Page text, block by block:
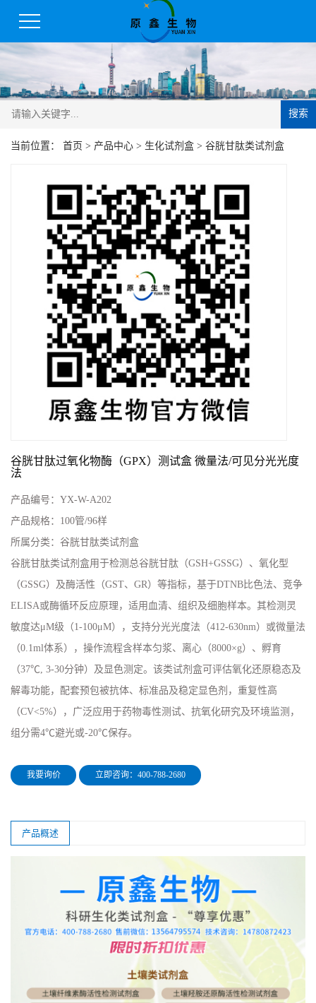
搜索
当前位置： 首页 > 产品中心 > 生化试剂盒 > 谷胱甘肽类试剂盒
谷胱甘肽过氧化物酶（GPX）测试盒 微量法/可见分光光度
法
产品编号： YX-W-A202
产品规格： 100管/96样
所属分类： 谷胱甘肽类试剂盒
谷胱甘肽类试剂盒用于检测总谷胱甘肽（GSH+GSSG）、氧化型
（GSSG）及酶活性（GST、GR）等指标，基于DTNB比色法、竞争
ELISA或酶循环反应原理，适用血清、组织及细胞样本。其检测灵
敏度达μM级（1-100μM），支持分光光度法（412-630nm）或微量法
（0.1ml体系），操作流程含样本匀浆、离心（8000×g）、孵育
（37℃, 3-30分钟）及显色测定。该类试剂盒可评估氧化还原稳态及
解毒功能，配套预包被抗体、标准品及稳定显色剂，重复性高
（CV<5%），广泛应用于药物毒性测试、抗氧化研究及环境监测，
组分需4℃避光或-20℃保存。
我要询价 立即咨询：400-788-2680
产品概述